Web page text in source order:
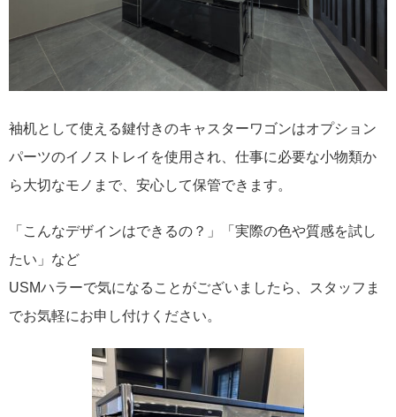
袖机として使える鍵付きのキャスターワゴンはオプション
パーツのイノストレイを使用され、仕事に必要な小物類か
ら大切なモノまで、安心して保管できます。
「こんなデザインはできるの？」「実際の色や質感を試し
たい」など
USMハラーで気になることがございましたら、スタッフま
でお気軽にお申し付けください。